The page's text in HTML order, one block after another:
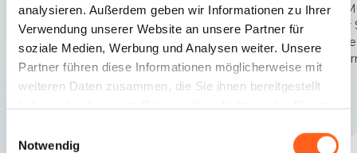
analysieren. Außerdem geben wir Informationen zu Ihrer
Verwendung unserer Website an unsere Partner für
soziale Medien, Werbung und Analysen weiter. Unsere
Partner führen diese Informationen möglicherweise mit
weiteren Daten zusammen, die Sie ihnen bereitgestellt
Notwendig
Das
in